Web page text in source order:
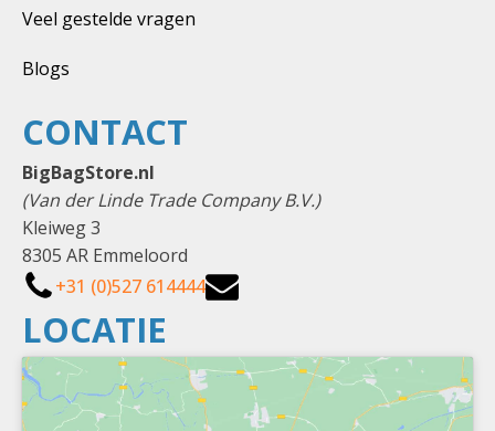
Veel gestelde vragen
Blogs
LOCATIE
CONTACT
BigBagStore.nl
(Van der Linde Trade Company B.V.)
Kleiweg 3
8305 AR Emmeloord
+31 (0)527 614444